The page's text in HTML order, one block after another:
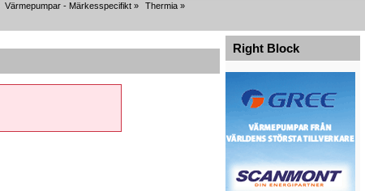
Värmepumpar - Märkesspecifikt » Thermia»
Right Block